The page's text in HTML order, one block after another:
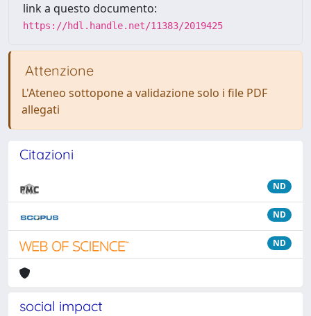
link a questo documento:
https://hdl.handle.net/11383/2019425
Attenzione
L'Ateneo sottopone a validazione solo i file PDF
allegati
Citazioni
ND
ND
ND
social impact